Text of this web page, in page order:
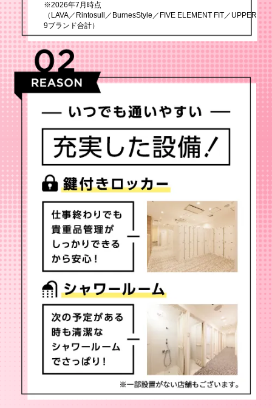
※2026年7月時点
（LAVA／Rintosull／BurnesStyle／FIVE ELEMENT FIT／UPPER
9ブランド合計）